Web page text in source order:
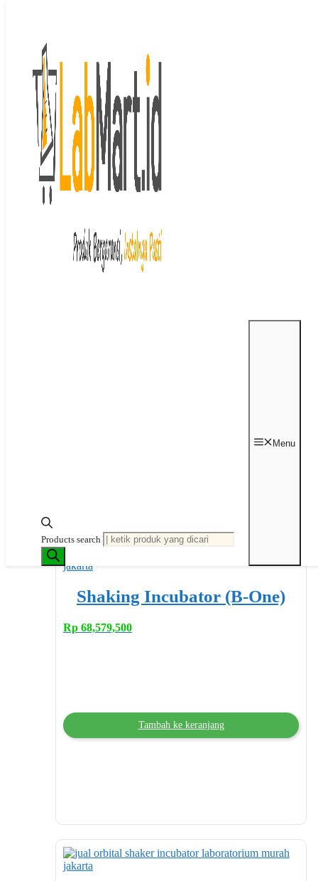
Products search
Menu
Beranda /Oven & Inkubator/
Incubator
/ Incubator Shaker
Incubator Shaker
Menampilkan semua 7 hasil Diurutkan menurut peringkat
rata-rata
Shaking Incubator (335 L)
Shaking Incubator (B-One)
Rp 68,579,500
Tambah ke keranjang